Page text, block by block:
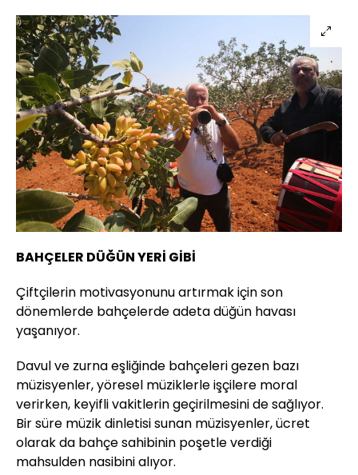
BAHÇELER DÜĞÜN YERİ GİBİ
Çiftçilerin motivasyonunu artırmak için son
dönemlerde bahçelerde adeta düğün havası
yaşanıyor.
Davul ve zurna eşliğinde bahçeleri gezen bazı
müzisyenler, yöresel müziklerle işçilere moral
verirken, keyifli vakitlerin geçirilmesini de sağlıyor.
Bir süre müzik dinletisi sunan müzisyenler, ücret
olarak da bahçe sahibinin poşetle verdiği
mahsulden nasibini alıyor.